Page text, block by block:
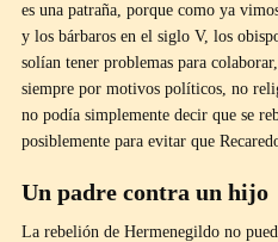
es una patraña, porque como ya
y los bárbaros en el siglo V, los
solían tener problemas para
siempre por motivos políticos, no
no podía simplemente decir que se
posiblemente para evitar que
Un padre contra un hijo
La rebelión de Hermenegildo no